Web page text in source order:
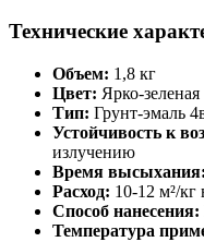
Технические
Объем: 1,8 кг
Цвет: Ярко-зеленая
Тип: Грунт-эмаль
Устойчивость к
излучению
Время высыхания:
Расход: 10-12 м²/кг
Способ нанесения:
Температура